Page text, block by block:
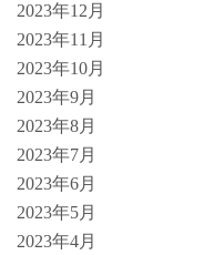
2023年12月
2023年11月
2023年10月
2023年9月
2023年8月
2023年7月
2023年6月
2023年5月
2023年4月